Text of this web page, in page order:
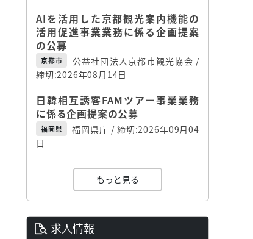
AIを活用した京都観光案内機能の
活用促進事業業務に係る企画提案
の公募
京都市
公益社団法人京都市観光協会 /
締切:2026年08月14日
日韓相互誘客FAMツアー事業業務
に係る企画提案の公募
福岡県
福岡県庁 / 締切:2026年09月04
日
もっと見る
求人情報